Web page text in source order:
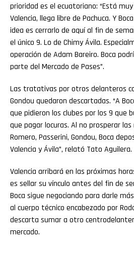
prioridad es el ecuatoriano: “Está
Valencia, llega libre de Pachuca. Y
idea es cerrarlo de aquí al fin de
el único 9. Lo de Chimy Ávila.
operación de Adam Bareiro. Boca
parte del Mercado de Pases”.
Las tratativas por otros delanteros
Gondou quedaron descartadas. “A
que pidieron los clubes por los 9 que
que pagar locuras. Al no prosperar
Romero, Passerini, Gondou, Boca
Valencia y Ávila”, relató Tato Aguilera.
Valencia arribará en las próximas
es sellar su vínculo antes del fin de
Boca sigue negociando para darle
al cuerpo técnico encabezado por
descarta sumar a otro
mercado.